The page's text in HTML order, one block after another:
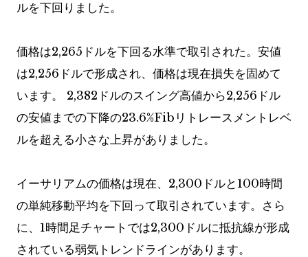
ルを下回りました。
価格は2,265ドルを下回る水準で取引された。安値
は2,256ドルで形成され、価格は現在損失を固めて
います。 2,382ドルのスイング高値から2,256ドル
の安値までの下降の23.6%Fibリトレースメントレベ
ルを超える小さな上昇がありました。
イーサリアムの価格は現在、2,300ドルと100時間
の単純移動平均を下回って取引されています。さら
に、1時間足チャートでは2,300ドルに抵抗線が形成
されている弱気トレンドラインがあります。